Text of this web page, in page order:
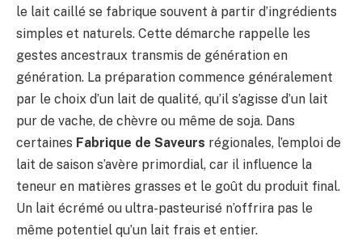
le lait caillé se fabrique souvent à partir d’ingrédients
simples et naturels. Cette démarche rappelle les
gestes ancestraux transmis de génération en
génération. La préparation commence généralement
par le choix d’un lait de qualité, qu’il s’agisse d’un lait
pur de vache, de chèvre ou même de soja. Dans
certaines Fabrique de Saveurs régionales, l’emploi de
lait de saison s’avère primordial, car il influence la
teneur en matières grasses et le goût du produit final.
Un lait écrémé ou ultra-pasteurisé n’offrira pas le
même potentiel qu’un lait frais et entier.